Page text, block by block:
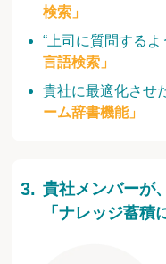
検索」
“上司に質問する
言語検索」
貴社に最適化させ
ーム辞書機能」
貴社メンバーが
「ナレッジ蓄積